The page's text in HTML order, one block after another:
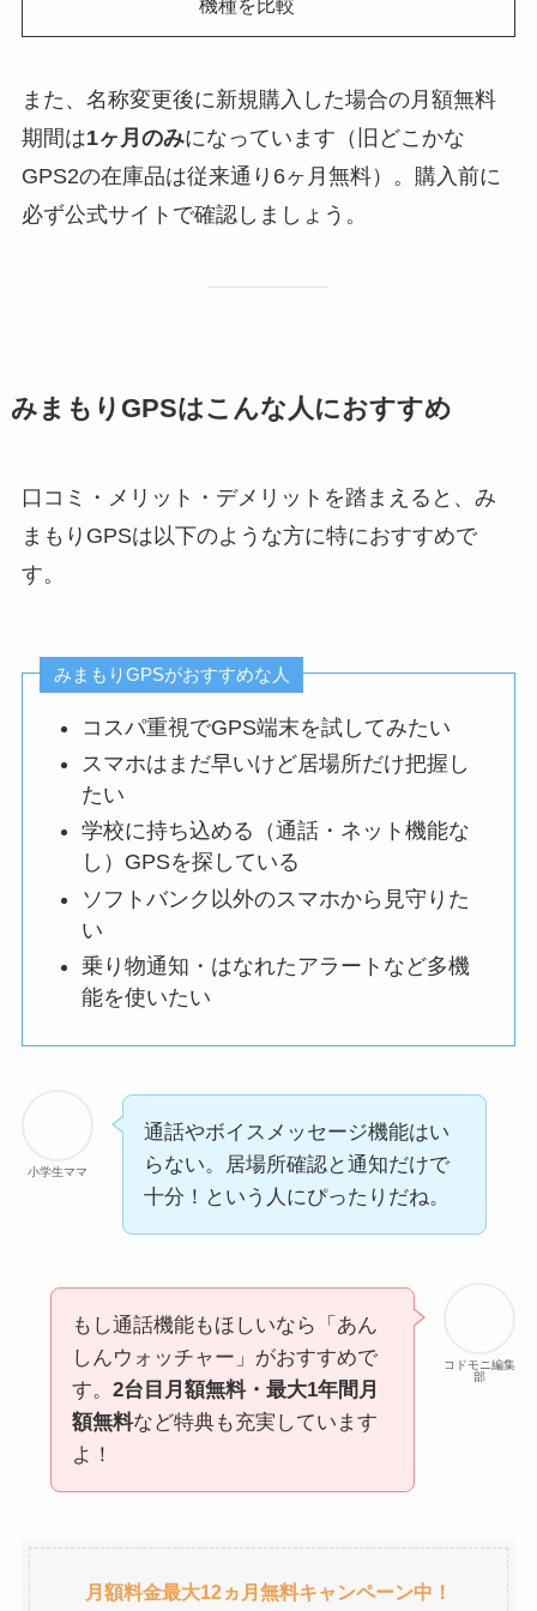
機種を比較
また、名称変更後に新規購入した場合の月額無料
期間は1ヶ月のみになっています（旧どこかな
GPS2の在庫品は従来通り6ヶ月無料）。購入前に
必ず公式サイトで確認しましょう。
みまもりGPSはこんな人におすすめ
口コミ・メリット・デメリットを踏まえると、み
まもりGPSは以下のような方に特におすすめで
す。
みまもりGPSがおすすめな人
コスパ重視でGPS端末を試してみたい
スマホはまだ早いけど居場所だけ把握し
たい
学校に持ち込める（通話・ネット機能な
し）GPSを探している
ソフトバンク以外のスマホから見守りた
い
乗り物通知・はなれたアラートなど多機
能を使いたい
小学生ママ
通話やボイスメッセージ機能はい
らない。居場所確認と通知だけで
十分！という人にぴったりだね。
コドモニ編集
部
もし通話機能もほしいなら「あん
しんウォッチャー」がおすすめで
す。 2台目月額無料・最大1年間月
額無料など特典も充実しています
よ！
月額料金最大12ヵ月無料キャンペーン中！